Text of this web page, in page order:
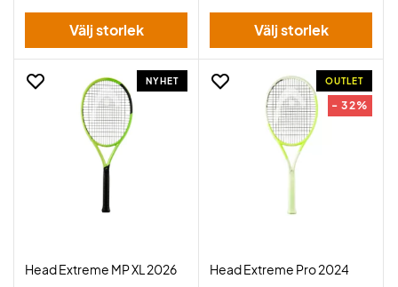
Välj storlek Välj storlek
NYHET
Head Extreme MP XL 2026
OUTLET
- 32%
Head Extreme Pro 2024